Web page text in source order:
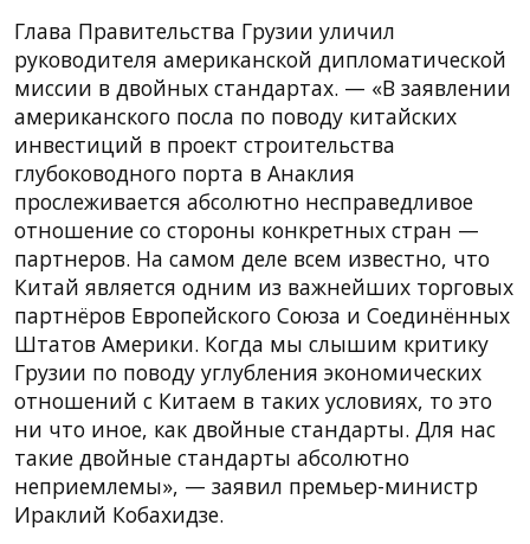
Глава Правительства Грузии уличил
руководителя американской дипломатической
миссии в двойных стандартах. — «В заявлении
американского посла по поводу китайских
инвестиций в проект строительства
глубоководного порта в Анаклия
прослеживается абсолютно несправедливое
отношение со стороны конкретных стран —
партнеров. На самом деле всем известно, что
Китай является одним из важнейших торговых
партнёров Европейского Союза и Соединённых
Штатов Америки. Когда мы слышим критику
Грузии по поводу углубления экономических
отношений с Китаем в таких условиях, то это
ни что иное, как двойные стандарты. Для нас
такие двойные стандарты абсолютно
неприемлемы», — заявил премьер-министр
Ираклий Кобахидзе.